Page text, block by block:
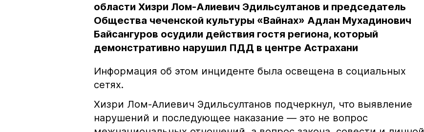
области Хизри Лом-Алиевич Эдильсултанов и председатель
Общества чеченской культуры «Вайнах» Адлан Мухадинович
Байсангуров осудили действия гостя региона, который
демонстративно нарушил ПДД в центре Астрахани
Информация об этом инциденте была освещена в социальных
сетях.
Хизри Лом-Алиевич Эдильсултанов подчеркнул, что выявление
нарушений и последующее наказание — это не вопрос